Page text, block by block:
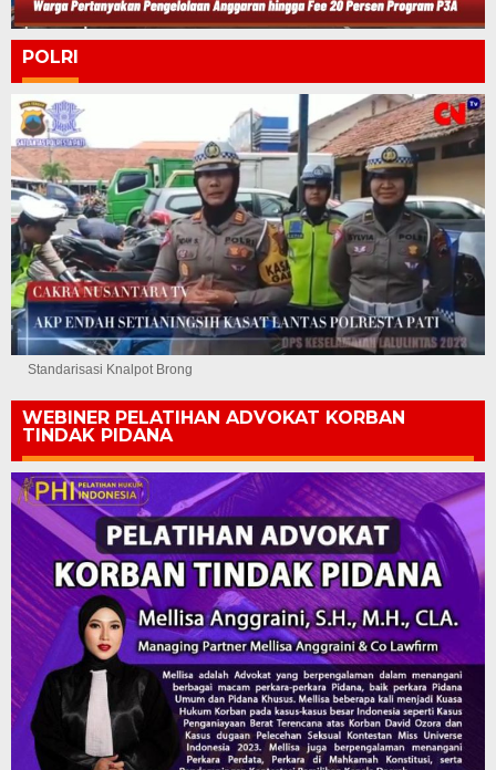
POLRI
Standarisasi Knalpot Brong
WEBINER PELATIHAN ADVOKAT KORBAN
TINDAK PIDANA